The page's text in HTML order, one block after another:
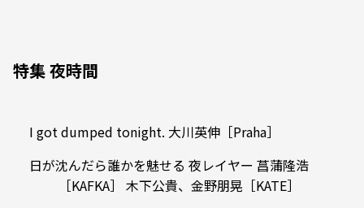
特集 夜時間
I got dumped tonight. 大川英伸［Praha］
日が沈んだら誰かを魅せる 夜レイヤー 菖蒲隆浩
［KAFKA］ 木下公貴、金野朋晃［KATE］